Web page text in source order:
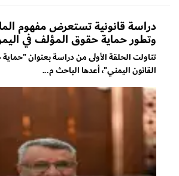
دراسة قانونية تستعرض مفهوم
وتطور حماية حقوق المؤلف في
تناولت الحلقة الأولى من دراسة بعنوان
القانون اليمني"، أعدها الباحث م...